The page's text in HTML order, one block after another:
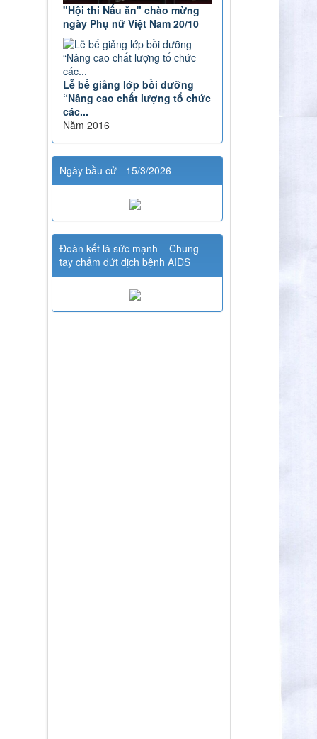
"Hội thi Nấu ăn" chào mừng
ngày Phụ nữ Việt Nam 20/10
Lễ bế giảng lớp bồi dưỡng
“Nâng cao chất lượng tổ chức
các...
Năm 2016
Ngày bầu cử - 15/3/2026
Đoàn kết là sức mạnh – Chung
tay chấm dứt dịch bệnh AIDS